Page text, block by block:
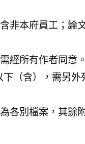
非本府員工；論
經所有作者同意。
（含），需另
各別檔案，其餘